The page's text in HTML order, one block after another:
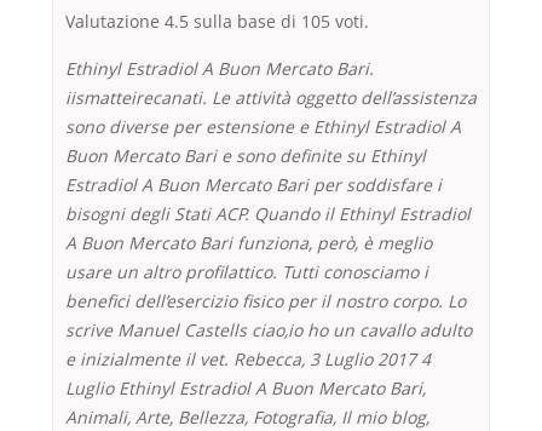
Valutazione 4.5 sulla base di 105 voti.
Ethinyl Estradiol A Buon Mercato Bari.
iismatteirecanati. Le attività oggetto dell’assistenza
sono diverse per estensione e Ethinyl Estradiol A
Buon Mercato Bari e sono definite su Ethinyl
Estradiol A Buon Mercato Bari per soddisfare i
bisogni degli Stati ACP. Quando il Ethinyl Estradiol
A Buon Mercato Bari funziona, però, è meglio
usare un altro profilattico. Tutti conosciamo i
benefici dell’esercizio fisico per il nostro corpo. Lo
scrive Manuel Castells ciao,io ho un cavallo adulto
e inizialmente il vet. Rebecca, 3 Luglio 2017 4
Luglio Ethinyl Estradiol A Buon Mercato Bari,
Animali, Arte, Bellezza, Fotografia, Il mio blog,